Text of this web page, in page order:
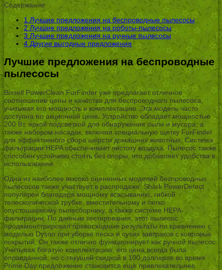
Содержание
1 Лучшие предложения на беспроводные пылесосы
2 Лучшие предложения на роботы-пылесосы
3 Лучшие предложения на ручные пылесосы
4Другие выгодные предложения
Лучшие предложения на беспроводные
пылесосы
Bissell PowerClean FurFinder уже предлагает отличное
соотношение цены и качества для беспроводного пылесоса,
учитывая его мощность и комплектацию. Эта модель часто
доступна по акционной цене. Устройство обладает мощностью
200 Вт, яркой подсветкой для обнаружения пыли и мусора, а
также набором насадок, включая специальную щетку FurFinder
для эффективного сбора шерсти домашних животных. Система
фильтрации HEPA обеспечивает чистоту воздуха. Пылесос также
способен устойчиво стоять без опоры, что добавляет удобства в
использовании.
Одна из наиболее высоко оцененных моделей беспроводных
пылесосов также участвует в распродаже. Shark PowerDetect
популярен благодаря мощному всасыванию, гибкой
телескопической трубке, вместительному и легко
опустошаемому пылесборнику, а также системе HEPA-
фильтрации. По данным тестирования, этот пылесос
продемонстрировал превосходные результаты по сравнению с
моделью Dyson при уборке песка и сухих завтраков с ковровых
покрытий. Он также отлично функционирует как ручной пылесос.
Учитывая богатую комплектацию, его цена всегда была
оправданной, но с текущей скидкой в 100 долларов во время
Prime Day предложение становится еще привлекательнее.